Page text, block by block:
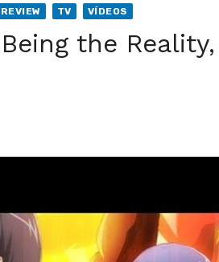
TV VÍDEOS
the